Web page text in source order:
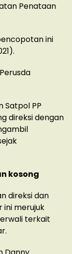
Penataan
ini
Satpol PP
direksi dengan
kosong
direksi dan
ini merujuk
terkait